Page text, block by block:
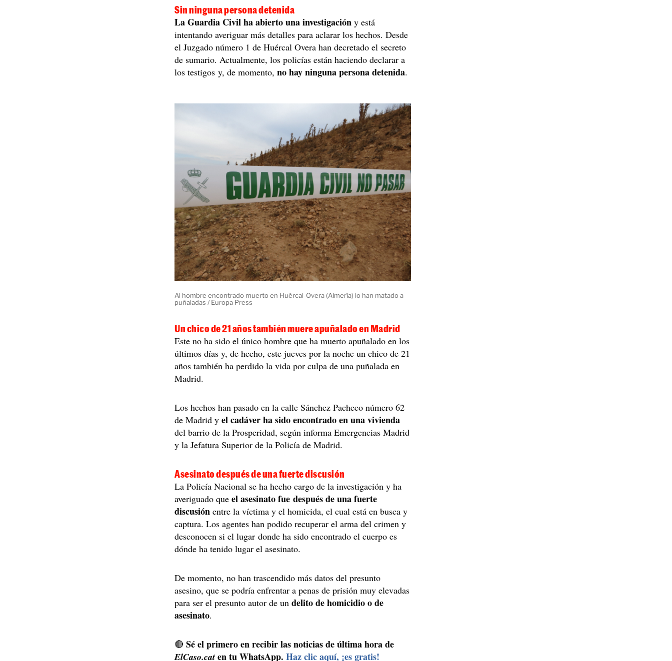
Sin ninguna persona detenida
La Guardia Civil ha abierto una investigación y está
intentando averiguar más detalles para aclarar los hechos. Desde
el Juzgado número 1 de Huércal Overa han decretado el secreto
de sumario. Actualmente, los policías están haciendo declarar a
los testigos y, de momento,no hay ninguna persona detenida.
Al hombre encontrado muerto en Huércal-Overa (Almería) lo han matado a
puñaladas / Europa Press
Un chico de 21 años también muere apuñalado en Madrid
Este no ha sido el único hombre que ha muerto apuñalado en los
últimos días y, de hecho, este jueves por la noche un chico de 21
años también ha perdido la vida por culpa de una puñalada en
Madrid.
Los hechos han pasado en la calle Sánchez Pacheco número 62
de Madrid yel cadáver ha sido encontrado en una vivienda
del barrio de la Prosperidad, según informa Emergencias Madrid
y la Jefatura Superior de la Policía de Madrid.
Asesinato después de una fuerte discusión
La Policía Nacional se ha hecho cargo de la investigación y ha
averiguado queel asesinato fue después de una fuerte
discusión entre la víctima y el homicida, el cual está en busca y
captura. Los agentes han podido recuperar el arma del crimen y
desconocen si el lugar donde ha sido encontrado el cuerpo es
dónde ha tenido lugar el asesinato.
De momento, no han trascendido más datos del presunto
asesino, que se podría enfrentar a penas de prisión muy elevadas
para ser el presunto autor de undelito de homicidio o de
asesinato.
🔴Sé el primero en recibir las noticias de última hora de
ElCaso.cat en tu WhatsApp.Haz clic aquí, ¡es gratis!